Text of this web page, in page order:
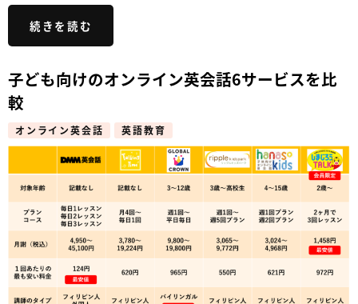
続きを読む
子ども向けのオンライン英会話6サービスを比
較
オンライン英会話 英語教育